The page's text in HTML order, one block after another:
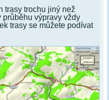
trasy trochu jiný než
průběhu výpravy vždy
trasy se můžete podívat